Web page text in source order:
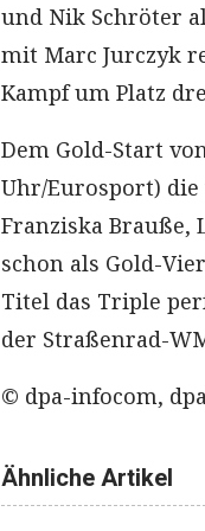
und Nik Schröter
mit Marc Jurczyk
Kampf um Platz
Dem Gold-Start
Uhr/Eurosport)
Franziska Brauße,
schon als Gold-
Titel das Triple
der Straßenrad-
© dpa-infocom,
Ähnliche Artikel